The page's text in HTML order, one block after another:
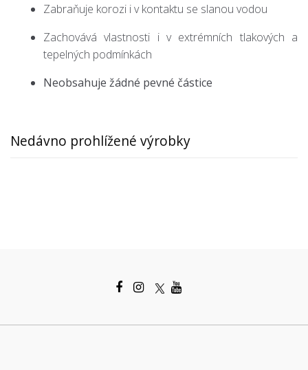
Zabraňuje korozi i v kontaktu se slanou vodou
Zachovává vlastnosti i v extrémních tlakových a
tepelných podmínkách
Neobsahuje žádné pevné částice
Nedávno prohlížené výrobky